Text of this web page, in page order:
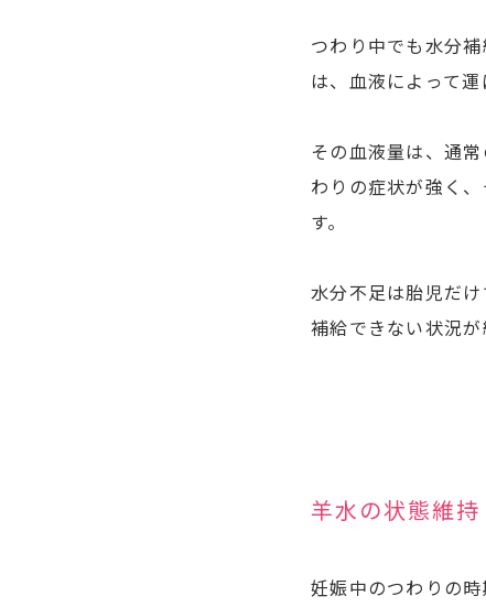
つわり中でも水分
は、血液によって
その血液量は、通
わりの症状が強く
す。
水分不足は胎児だ
補給できない状況
羊水の状態維持
妊娠中のつわりの